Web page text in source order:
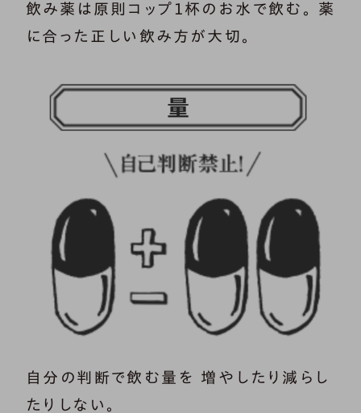
飲み薬は原則コップ１杯のお水で飲む。 薬
に合った正しい飲み方が大切。
自分の判断で飲む量を 増やしたり減らし
たりしない。